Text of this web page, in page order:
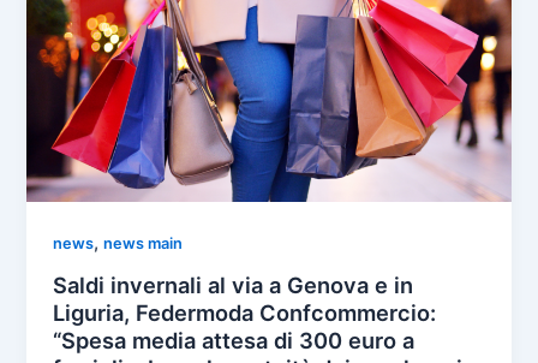
news,news main
Saldi invernali al via a Genova e in
Liguria, Federmoda Confcommercio:
“Spesa media attesa di 300 euro a